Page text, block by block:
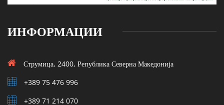
ИНФОРМАЦИИ
Струмица, 2400, Република Северна Македонија
+389 75 476 996
+389 71 214 070